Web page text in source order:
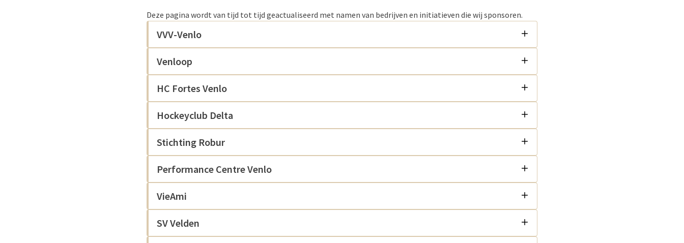
Deze pagina wordt van tijd tot tijd geactualiseerd met namen van bedrijven en initiatieven die wij sponsoren.
VVV-Venlo
Venloop
HC Fortes Venlo
Hockeyclub Delta
Stichting Robur
Performance Centre Venlo
VieAmi
SV Velden